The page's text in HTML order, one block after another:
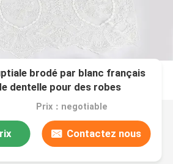
brodé par blanc français
dentelle pour des robes
Prix：negotiable
Contactez nous